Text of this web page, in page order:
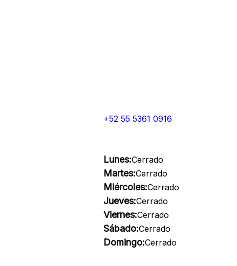
+52 55 5361 0916
Lunes:Cerrado
Martes:Cerrado
Miércoles:Cerrado
Jueves:Cerrado
Viernes:Cerrado
Sábado:Cerrado
Domingo:Cerrado